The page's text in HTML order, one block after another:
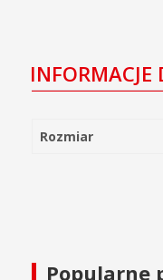
INFORMACJE
Rozmiar
Popularne